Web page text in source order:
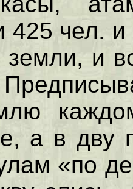
чел. и
и
а в дву
«по